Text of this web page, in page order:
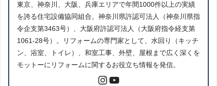
東京、神奈川、大阪、兵庫エリアで年間1000件以上の実績
を誇る住宅設備協同組合。神奈川県許認可法人（神奈川県指
令企支第3463号）、大阪府許認可法人（大阪府指令経支第
1061-28号）。リフォームの専門家として、水回り（キッチ
ン、浴室、トイレ）、和室工事、外壁、屋根まで広く深くを
モットーにリフォームに関するお役立ち情報を発信。